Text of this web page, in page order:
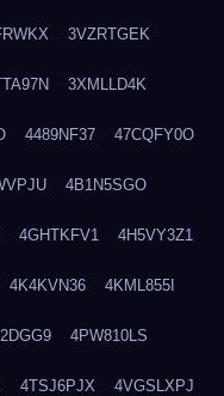
3VZRTGEK
3XMLLD4K
4489NF37 47CQFY0O
4B1N5SGO
4GHTKFV1 4H5VY3Z1
4K4KVN36 4KML855I
4PW810LS
4TSJ6PJX 4VGSLXPJ